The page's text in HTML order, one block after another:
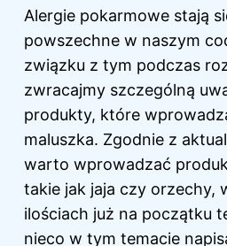
Alergie pokarmowe stają
powszechne w naszym
związku z tym podczas
zwracajmy szczególną
produkty, które
maluszka. Zgodnie z
warto wprowadzać
takie jak jaja czy orzechy,
ilościach już na początku
nieco w tym temacie